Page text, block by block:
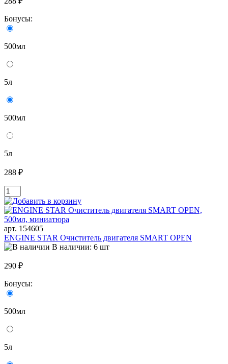
Бонусы:
500мл
5л
500мл
5л
288 ₽
арт. 154605
ENGINE STAR Очиститель двигателя SMART OPEN
В наличии: 6 шт
290 ₽
Бонусы:
500мл
5л